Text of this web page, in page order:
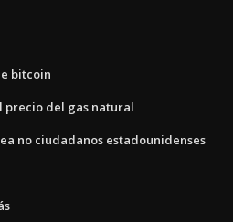
bitcoin
precio del gas natural
no ciudadanos estadounidenses